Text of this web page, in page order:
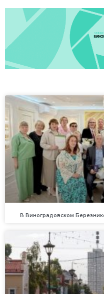
В Виноградовском